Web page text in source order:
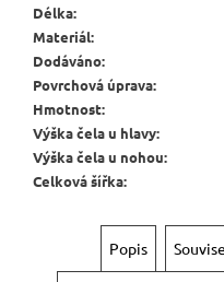
Délka:
Materiál:
Dodáváno:
Povrchová úprava:
Hmotnost:
Výška čela u hlavy:
Výška čela u nohou:
Celková šířka:
Popis
160
Kč